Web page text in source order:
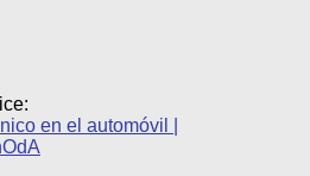
en el automóvil |